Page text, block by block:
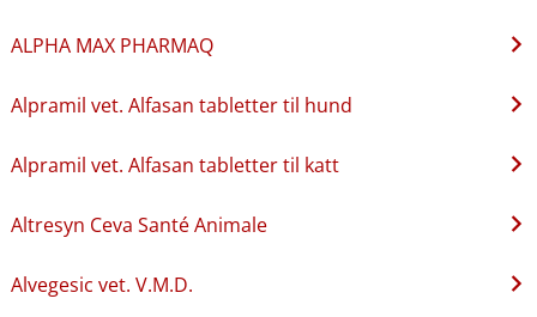
ALPHA MAX PHARMAQ
Alpramil vet. Alfasan tabletter til hund
Alpramil vet. Alfasan tabletter til katt
Altresyn Ceva Santé Animale
Alvegesic vet. V.M.D.